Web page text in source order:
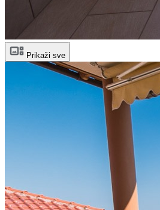
Prikaži sve